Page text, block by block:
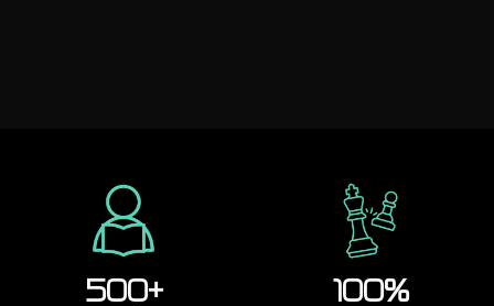
%
100
+
500